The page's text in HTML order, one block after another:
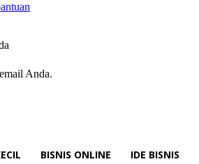
Anda.
BISNIS ONLINE IDE BISNIS